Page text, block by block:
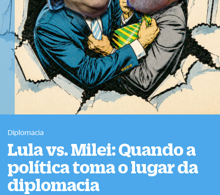
Diplomacia
Lula vs. Milei: Quando a
política toma o lugar da
diplomacia